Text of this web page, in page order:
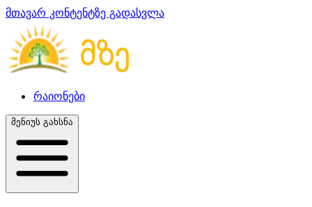
მთავარ კონტენტზე გადასვლა
რაიონები
მენიუს გახსნა